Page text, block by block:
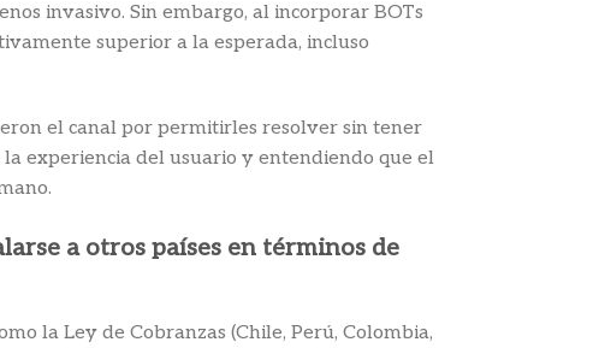
invasivo. Sin embargo, al incorporar BOTs
superior a la esperada, incluso
el canal por permitirles resolver sin tener
experiencia del usuario y entendiendo que el
a otros países en términos de
la Ley de Cobranzas (Chile, Perú, Colombia,